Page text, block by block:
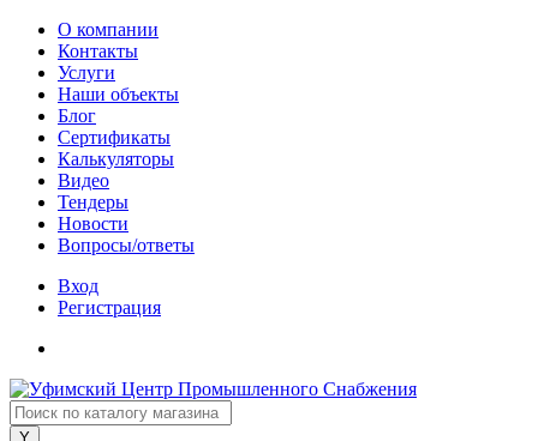
О компании
Контакты
Услуги
Наши объекты
Блог
Сертификаты
Калькуляторы
Видео
Тендеры
Новости
Вопросы/ответы
Вход
Регистрация